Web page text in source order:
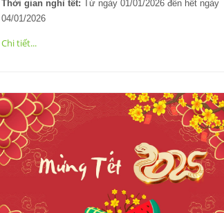
Thời gian nghỉ tết: Từ ngày 01/01/2026 đến hết ngày
04/01/2026
Chi tiết...